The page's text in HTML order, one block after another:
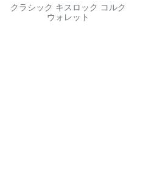
クラシック キスロック コルク
ウォレット